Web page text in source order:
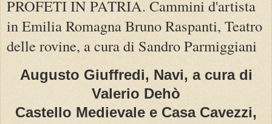
PROFETI IN PATRIA. Cammini d'artista
in Emilia Romagna Bruno Raspanti, Teatro
delle rovine, a cura di Sandro Parmiggiani
Augusto Giuffredi, Navi, a cura di
Valerio Dehò
Castello Medievale e Casa Cavezzi,